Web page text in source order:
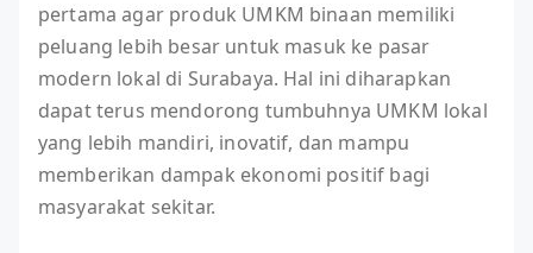
pertama agar produk UMKM binaan memiliki
peluang lebih besar untuk masuk ke pasar
modern lokal di Surabaya. Hal ini diharapkan
dapat terus mendorong tumbuhnya UMKM lokal
yang lebih mandiri, inovatif, dan mampu
memberikan dampak ekonomi positif bagi
masyarakat sekitar.